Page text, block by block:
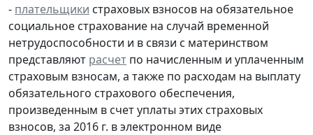
- плательщики страховых взносов на обязательное
социальное страхование на случай временной
нетрудоспособности и в связи с материнством
представляют расчет по начисленным и уплаченным
страховым взносам, а также по расходам на выплату
обязательного страхового обеспечения,
произведенным в счет уплаты этих страховых
взносов, за 2016 г. в электронном виде